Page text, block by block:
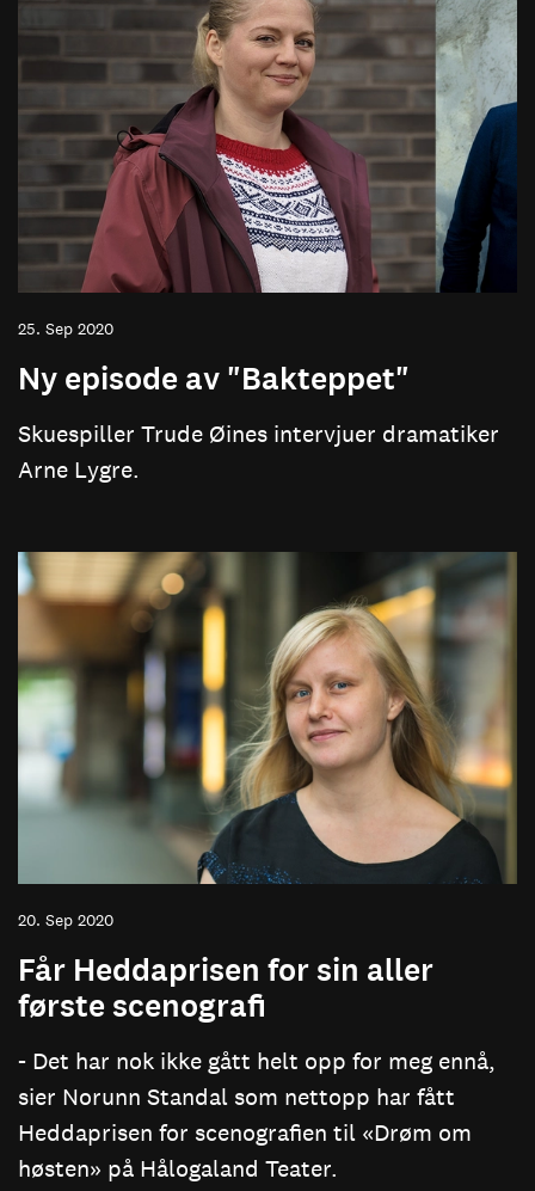
25. Sep 2020
Ny episode av "Bakteppet"
Skuespiller Trude Øines intervjuer dramatiker
Arne Lygre.
20. Sep 2020
Får Heddaprisen for sin aller
første scenografi
- Det har nok ikke gått helt opp for meg ennå,
sier Norunn Standal som nettopp har fått
Heddaprisen for scenografien til «Drøm om
høsten» på Hålogaland Teater.